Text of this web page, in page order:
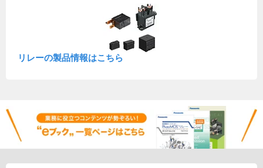
リレーの製品情報はこちら